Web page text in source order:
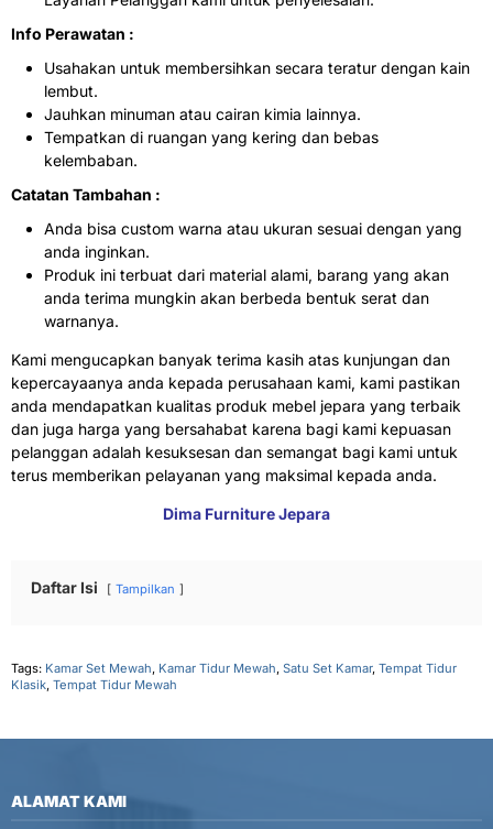
Info Perawatan :
Usahakan untuk membersihkan secara teratur dengan kain
lembut.
Jauhkan minuman atau cairan kimia lainnya.
Tempatkan di ruangan yang kering dan bebas
kelembaban.
Catatan Tambahan :
Anda bisa custom warna atau ukuran sesuai dengan yang
anda inginkan.
Produk ini terbuat dari material alami, barang yang akan
anda terima mungkin akan berbeda bentuk serat dan
warnanya.
Kami mengucapkan banyak terima kasih atas kunjungan dan
kepercayaanya anda kepada perusahaan kami, kami pastikan
anda mendapatkan kualitas produk mebel jepara yang terbaik
dan juga harga yang bersahabat karena bagi kami kepuasan
pelanggan adalah kesuksesan dan semangat bagi kami untuk
terus memberikan pelayanan yang maksimal kepada anda.
Dima Furniture Jepara
Daftar Isi Tampilkan
Tags: Kamar Set Mewah, Kamar Tidur Mewah, Satu Set Kamar, Tempat Tidur
Klasik, Tempat Tidur Mewah
ALAMAT KAMI